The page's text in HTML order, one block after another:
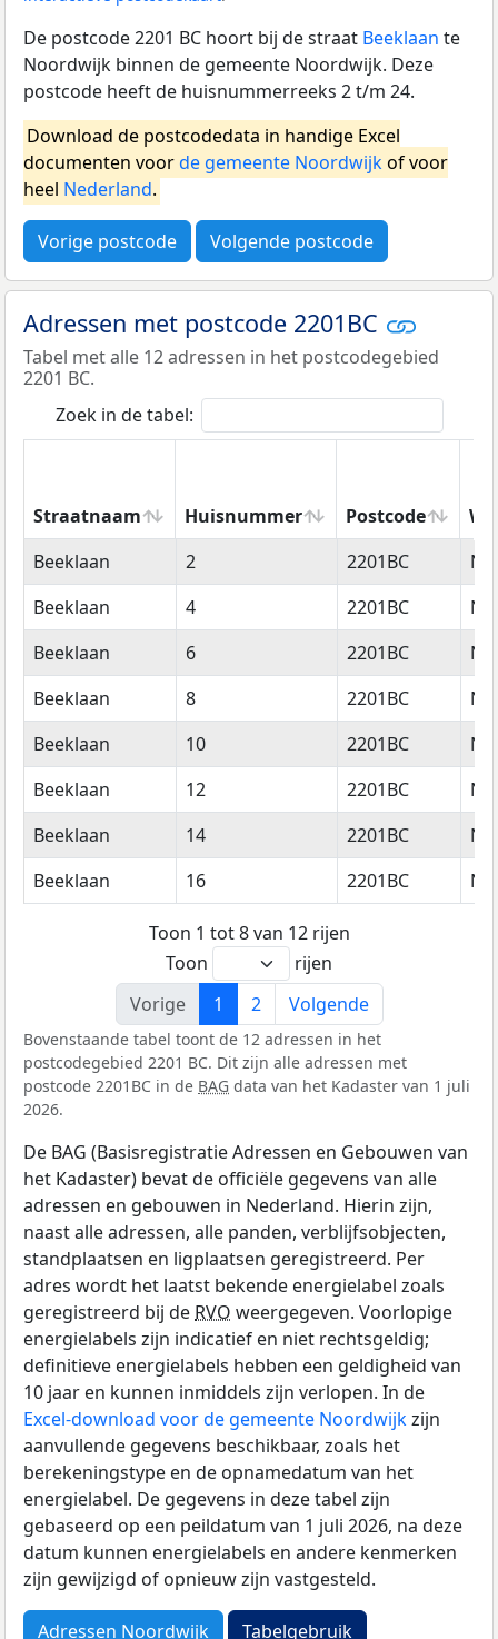
De postcode 2201 BC hoort bij de straat Beeklaan te
Noordwijk binnen de gemeente Noordwijk. Deze
postcode heeft de huisnummerreeks 2 t/m 24.
Download de postcodedata in handige Excel
documenten voorde gemeente Noordwijkof voor
heel Nederland.
Vorige postcode Volgende postcode
Adressen met postcode 2201BC
Tabel met alle 12 adressen in het postcodegebied
2201 BC.
Zoek in de tabel:
Straatnaam Huisnummer Postcode
Straatnaam
Huisnummer Postcode
Beeklaan 2 2201BC
Beeklaan
4 2201BC
Beeklaan
6 2201BC
Beeklaan
8 2201BC
Beeklaan
10 2201BC
Beeklaan
12 2201BC
Beeklaan
14 2201BC
Beeklaan
16 2201BC
Toon 1 tot 8 van 12 rijen
Toon
rijen
Vorige
1 2 Volgende
Bovenstaande tabel toont de 12 adressen in het
postcodegebied 2201 BC. Dit zijn alle adressen met
postcode 2201BC in de BAG data van het Kadaster van 1 juli
2026.
De BAG (Basisregistratie Adressen en Gebouwen van
het Kadaster) bevat de officiële gegevens van alle
adressen en gebouwen in Nederland. Hierin zijn,
naast alle adressen, alle panden, verblijfsobjecten,
standplaatsen en ligplaatsen geregistreerd. Per
adres wordt het laatst bekende energielabel zoals
geregistreerd bij de RVO weergegeven. Voorlopige
energielabels zijn indicatief en niet rechtsgeldig;
definitieve energielabels hebben een geldigheid van
10 jaar en kunnen inmiddels zijn verlopen. In de
Excel-download voor de gemeente Noordwijkzijn
aanvullende gegevens beschikbaar, zoals het
berekeningstype en de opnamedatum van het
energielabel. De gegevens in deze tabel zijn
gebaseerd op een peildatum van 1 juli 2026, na deze
datum kunnen energielabels en andere kenmerken
zijn gewijzigd of opnieuw zijn vastgesteld.
Adressen Noordwijk Tabelgebruik